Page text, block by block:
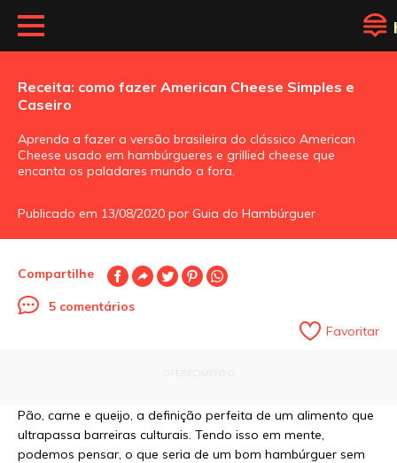
Receita: como fazer American Cheese Simples e
Caseiro
Aprenda a fazer a versão brasileira do clássico American
Cheese usado em hambúrgueres e grillied cheese que
encanta os paladares mundo a fora.
Publicado em 13/08/2020 por Guia do Hambúrguer
Compartilhe
5 comentários
Favoritar
Pão, carne e queijo, a definição perfeita de um alimento que
ultrapassa barreiras culturais. Tendo isso em mente,
podemos pensar, o que seria de um bom hambúrguer sem